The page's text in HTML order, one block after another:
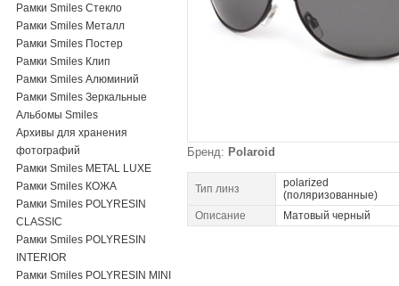
Рамки Smiles Стекло
Рамки Smiles Металл
Рамки Smiles Постер
Рамки Smiles Клип
Рамки Smiles Алюминий
Рамки Smiles Зеркальные
Альбомы Smiles
Архивы для хранения
фотографий
Рамки Smiles METAL LUXE
Рамки Smiles КОЖА
Рамки Smiles POLYRESIN
CLASSIC
Рамки Smiles POLYRESIN
INTERIOR
Рамки Smiles POLYRESIN MINI
Бренд: Polaroid
Тип линз
polarized
(поляризованные)
Описание
Матовый черный